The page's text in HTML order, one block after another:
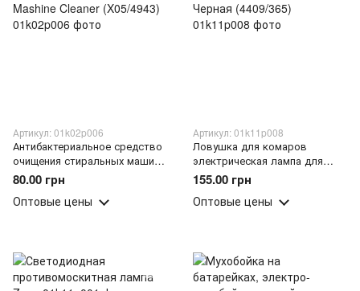
Артикул: 01k02p006
Антибактериальное средство
очищения стиральных машин
Washing Mashine Cleaner
(X05/4943)
80.00 грн
Оптовые цены
Артикул: 01k11p008
Ловушка для комаров
электрическая лампа для
дома osquito Killer Lamp
Черная (4409/365)
155.00 грн
Оптовые цены